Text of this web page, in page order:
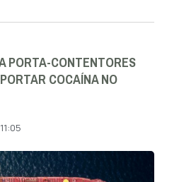
PORTA-CONTENTORES
COCAÍNA NO
11:05